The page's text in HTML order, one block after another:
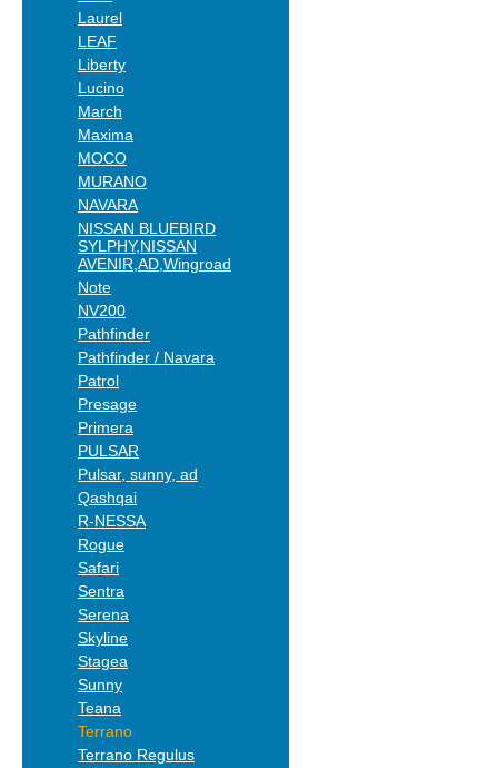
Laurel
LEAF
Liberty
Lucino
March
Maxima
MOCO
MURANO
NAVARA
NISSAN BLUEBIRD
SYLPHY,NISSAN
AVENIR,AD,Wingroad
Note
NV200
Pathfinder
Pathfinder / Navara
Patrol
Presage
Primera
PULSAR
Pulsar, sunny, ad
Qashqai
R-NESSA
Rogue
Safari
Sentra
Serena
Skyline
Stagea
Sunny
Teana
Terrano
Terrano Regulus